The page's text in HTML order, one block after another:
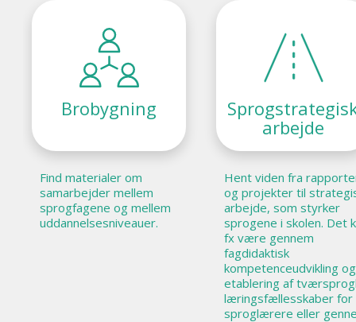
Brobygning
Find materialer om
samarbejder mellem
sprogfagene og mellem
uddannelsesniveauer.
arbejde
Hent viden fra
og projekter til
arbejde, som styrker
sprogene i skolen. Det
fx være gennem
fagdidaktisk
kompetenceudvikling og
etablering af
læringsfællesskaber for
sproglærere eller